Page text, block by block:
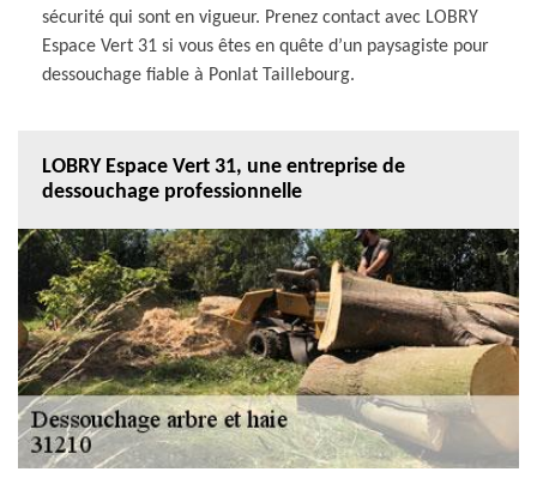
sécurité qui sont en vigueur. Prenez contact avec LOBRY
Espace Vert 31 si vous êtes en quête d’un paysagiste pour
dessouchage fiable à Ponlat Taillebourg.
LOBRY Espace Vert 31, une entreprise de
dessouchage professionnelle